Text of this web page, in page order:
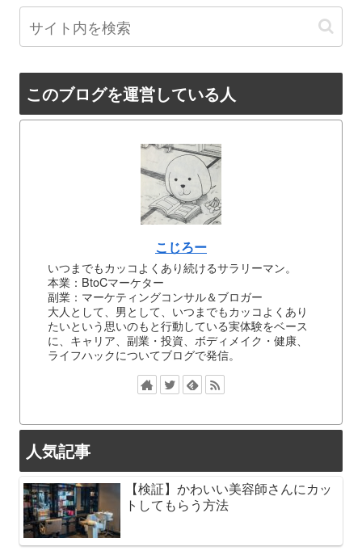
このブログを運営している人
こじろー
いつまでもカッコよくあり続けるサラリーマン。
本業：BtoCマーケター
副業：マーケティングコンサル＆ブロガー
大人として、男として、いつまでもカッコよくあり
たいという思いのもと行動している実体験をベース
に、キャリア、副業・投資、ボディメイク・健康、
ライフハックについてブログで発信。
人気記事
【検証】かわいい美容師さんにカッ
トしてもらう方法